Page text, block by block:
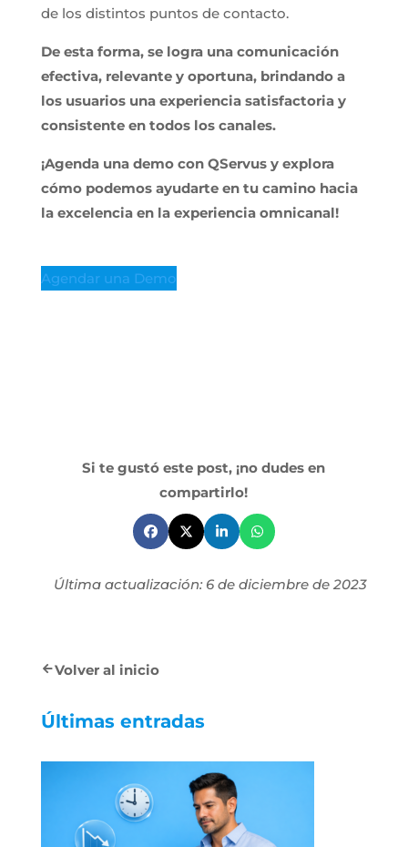
de los distintos puntos de contacto.
De esta forma, se logra una comunicación
efectiva, relevante y oportuna, brindando a
los usuarios una experiencia satisfactoria y
consistente en todos los canales.
¡Agenda una demo con QServus y explora
cómo podemos ayudarte en tu camino hacia
la excelencia en la experiencia omnicanal!
Agendar una Demo
Si te gustó este post, ¡no dudes en
compartirlo!
Última actualización: 6 de diciembre de 2023
Volver al inicio
Últimas entradas